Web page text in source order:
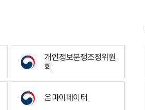
개인정보분쟁조정위원
회
온마이데이터